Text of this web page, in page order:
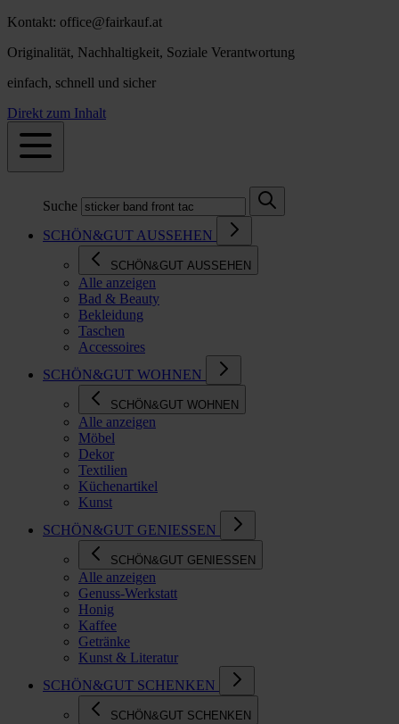
Kontakt: office@fairkauf.at
Originalität, Nachhaltigkeit, Soziale Verantwortung
einfach, schnell und sicher
Direkt zum Inhalt
Suche
SCHÖN&GUT AUSSEHEN
SCHÖN&GUT AUSSEHEN
Alle anzeigen
Bad & Beauty
Bekleidung
Taschen
Accessoires
SCHÖN&GUT WOHNEN
SCHÖN&GUT WOHNEN
Alle anzeigen
Möbel
Dekor
Textilien
Küchenartikel
Kunst
SCHÖN&GUT GENIESSEN
SCHÖN&GUT GENIESSEN
Alle anzeigen
Genuss-Werkstatt
Honig
Kaffee
Getränke
Kunst & Literatur
SCHÖN&GUT SCHENKEN
SCHÖN&GUT SCHENKEN